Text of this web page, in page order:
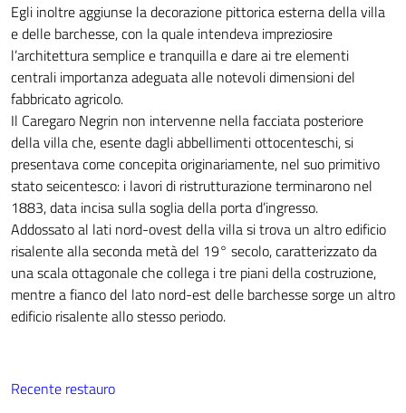
Egli inoltre aggiunse la decorazione pittorica esterna della villa
e delle barchesse, con la quale intendeva impreziosire
l’architettura semplice e tranquilla e dare ai tre elementi
centrali importanza adeguata alle notevoli dimensioni del
fabbricato agricolo.
Il Caregaro Negrin non intervenne nella facciata posteriore
della villa che, esente dagli abbellimenti ottocenteschi, si
presentava come concepita originariamente, nel suo primitivo
stato seicentesco: i lavori di ristrutturazione terminarono nel
1883, data incisa sulla soglia della porta d’ingresso.
Addossato al lati nord-ovest della villa si trova un altro edificio
risalente alla seconda metà del 19° secolo, caratterizzato da
una scala ottagonale che collega i tre piani della costruzione,
mentre a fianco del lato nord-est delle barchesse sorge un altro
edificio risalente allo stesso periodo.
Recente restauro